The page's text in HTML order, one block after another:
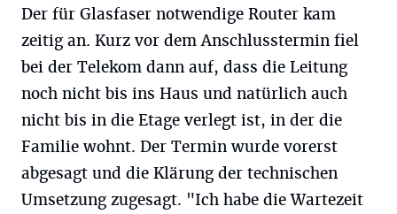
Der für Glasfaser notwendige Router kam
zeitig an. Kurz vor dem Anschlusstermin fiel
bei der Telekom dann auf, dass die Leitung
noch nicht bis ins Haus und natürlich auch
nicht bis in die Etage verlegt ist, in der die
Familie wohnt. Der Termin wurde vorerst
abgesagt und die Klärung der technischen
Umsetzung zugesagt. "Ich habe die Wartezeit